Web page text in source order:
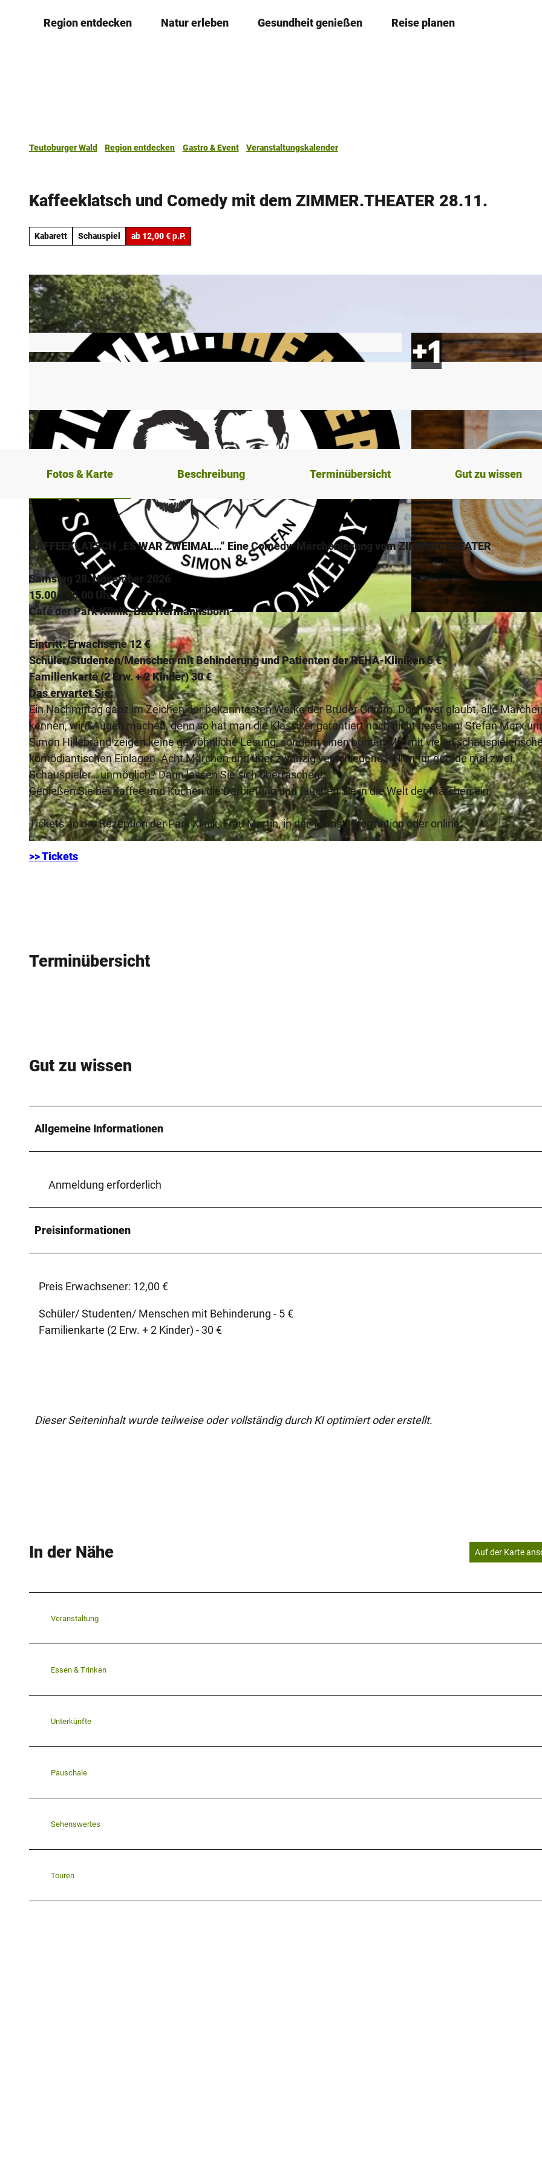
Region entdecken Natur erleben Gesundheit genießen Reise planen
Teutoburger Wald Region entdecken Gastro & Event
Veranstaltungskalender
Kaffeeklatsch und Comedy mit dem ZIMMER.THEATER 28.11.
Kabarett Schauspiel ab 12,00 € p.P.
© Zimmer.Theater | CC-BY-NC-ND © CC-BY-SA
Fotos & Karte Beschreibung Terminübersicht Gut zu wissen
KAFFEEKLATSCH „ES WAR ZWEIMAL…“ Eine Comedy-Märchenlesung vom ZIMMER.THEATER
Samstag 28. November 2026
15.00 - 16.00 Uhr
Café der Park Klinik, Bad Hermannsborn
Eintritt: Erwachsene 12 €
Schüler/Studenten/Menschen mit Behinderung und Patienten der REHA-Kliniken 5 €
Familienkarte (2 Erw. + 2 Kinder) 30 €
Das erwartet Sie:
Ein Nachmittag ganz im Zeichen der bekanntesten Werke der Brüder Grimm. Doch wer glaubt, alle
kennen, wird Augen machen, denn so hat man die Klassiker garantiert noch nicht gesehen! Stefan Marx
Simon Hillebrand zeigen keine gewöhnliche Lesung, sondern einen bunten Mix mit vielen
komödiantischen Einlagen. Acht Märchen und über zwanzig verschiedene Rollen für gerade mal zwei
Schauspieler… unmöglich? Dann lassen Sie sich überraschen!
Genießen Sie bei Kaffee und Kuchen die Darbietung und tauchen Sie in die Welt der Märchen ein.
Tickets an der Rezeption der Park Klinik, Frau Martin, in der Tourist Information oder online:
>> Tickets
Terminübersicht
Gut zu wissen
Allgemeine Informationen
Anmeldung erforderlich
Preisinformationen
Preis Erwachsener: 12,00 €
Schüler/ Studenten/ Menschen mit Behinderung - 5 €
Familienkarte (2 Erw. + 2 Kinder) - 30 €
Dieser Seiteninhalt wurde teilweise oder vollständig durch KI optimiert oder erstellt.
In der Nähe Auf der Karte
Veranstaltung
Essen & Trinken
Unterkünfte
Pauschale
Sehenswertes
Touren